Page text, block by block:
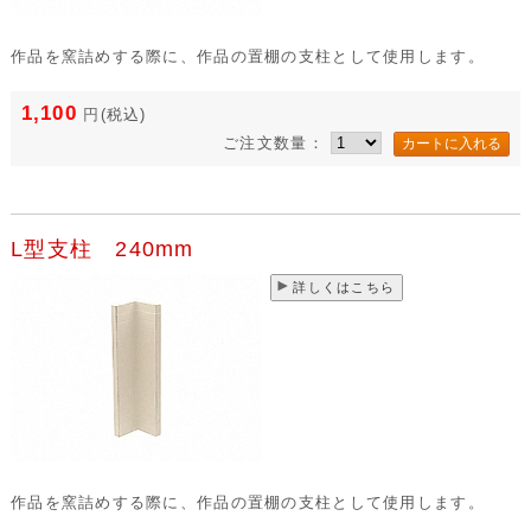
作品を窯詰めする際に、作品の置棚の支柱として使用します。
1,100 円 (税込)
ご注文数量：
L型支柱 240mm
詳しくはこちら
作品を窯詰めする際に、作品の置棚の支柱として使用します。